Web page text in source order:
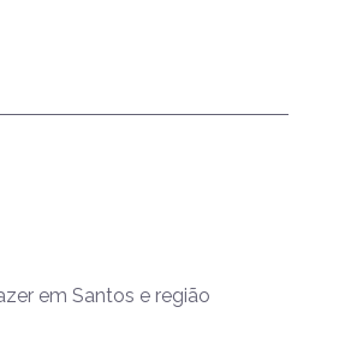
em Santos e região